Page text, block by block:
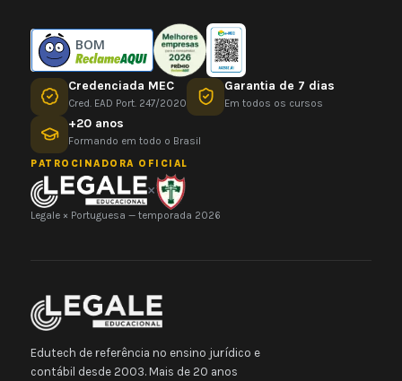
BOM
Credenciada MEC
Cred. EAD Port. 247/2020
Garantia de 7 dias
Em todos os cursos
+20 anos
Formando em todo o Brasil
PATROCINADORA OFICIAL
×
Legale × Portuguesa — temporada 2026
Edutech de referência no ensino jurídico e
contábil desde 2003. Mais de 20 anos